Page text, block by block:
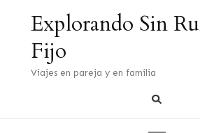
Explorando Sin
Fijo
Viajes en pareja y en familia